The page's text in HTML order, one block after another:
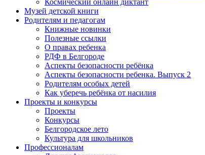
Музей детской книги
Родителям и педагогам
Книжные новинки
Полезные ссылки
О правах ребенка
РДФ в Белгороде
Аспекты безопасности ребёнка
Аспекты безопасности ребенка. Выпуск 2
Родителям особых детей
Как уберечь ребёнка от насилия
Проекты и конкурсы
Проекты
Конкурсы
Белгородское лето
Культура для школьников
Профессионалам